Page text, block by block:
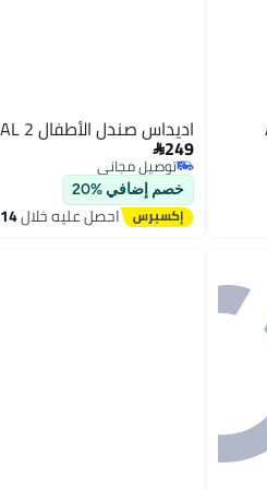
اديداس صندل الأطفال WATER SANDAL 2
249
توصيل مجاني
توصيل مجاني
خصم إضافي %20
احصل عليه خلال14 اغسطس